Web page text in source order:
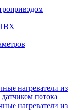
нагреватели из
потока
нагреватели из